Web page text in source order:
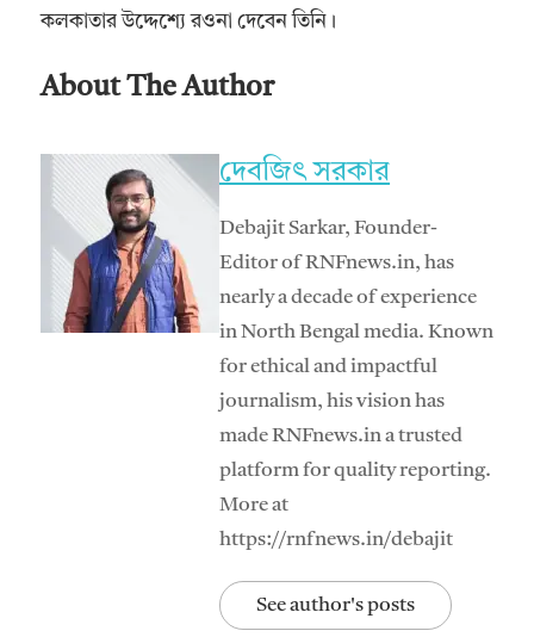
কলকাতার উদ্দেশ্যে রওনা দেবেন তিনি।
About The Author
দেবজিৎ সরকার
Debajit Sarkar, Founder-
Editor of RNFnews.in, has
nearly a decade of experience
in North Bengal media. Known
for ethical and impactful
journalism, his vision has
made RNFnews.in a trusted
platform for quality reporting.
More at
https://rnfnews.in/debajit
See author's posts